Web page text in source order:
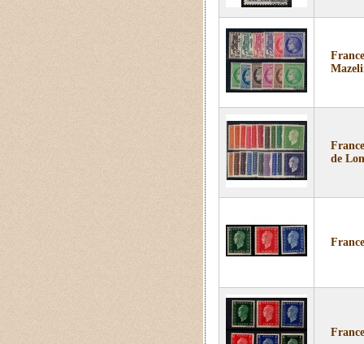
de